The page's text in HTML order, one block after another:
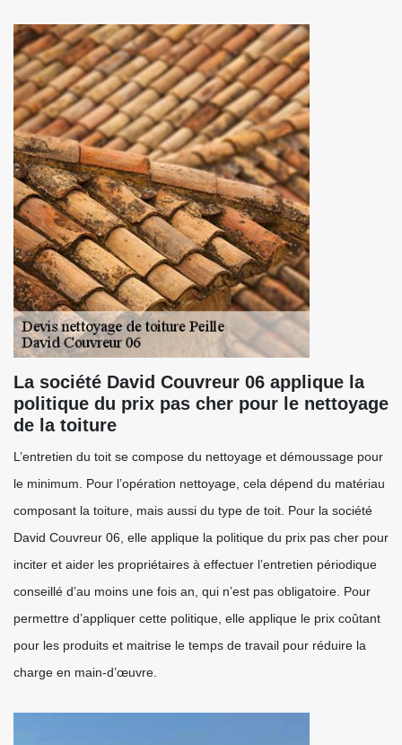
La société David Couvreur 06 applique la
politique du prix pas cher pour le nettoyage
de la toiture
L’entretien du toit se compose du nettoyage et démoussage pour
le minimum. Pour l’opération nettoyage, cela dépend du matériau
composant la toiture, mais aussi du type de toit. Pour la société
David Couvreur 06, elle applique la politique du prix pas cher pour
inciter et aider les propriétaires à effectuer l’entretien périodique
conseillé d’au moins une fois an, qui n’est pas obligatoire. Pour
permettre d’appliquer cette politique, elle applique le prix coûtant
pour les produits et maitrise le temps de travail pour réduire la
charge en main-d’œuvre.